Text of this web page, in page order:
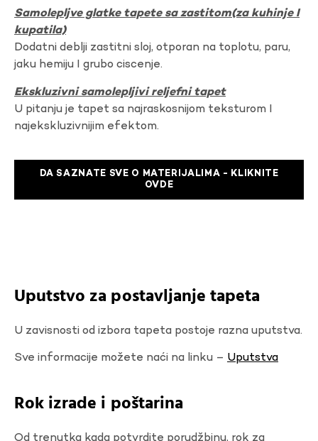
Samolepljve glatke tapete sa zastitom(za kuhinje I
kupatila)
Dodatni deblji zastitni sloj, otporan na toplotu, paru,
jaku hemiju I grubo ciscenje.
Ekskluzivni samolepljivi reljefni tapet
U pitanju je tapet sa najraskosnijom teksturom I
najekskluzivnijim efektom.
DA SAZNATE SVE O MATERIJALIMA - KLIKNITE
OVDE
Uputstvo za postavljanje tapeta
U zavisnosti od izbora tapeta postoje razna uputstva.
Sve informacije možete naći na linku – Uputstva
Rok izrade i poštarina